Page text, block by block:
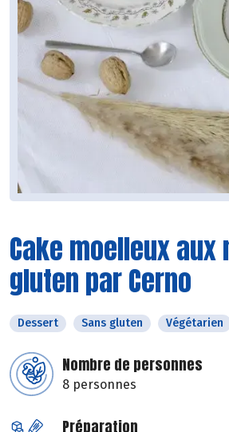
Cake moelleux aux
gluten par Cerno
Dessert Sans gluten Végétarien
Nombre de personnes
8 personnes
Préparation